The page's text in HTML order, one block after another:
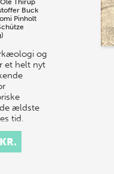
Ole Thirup
Buck
Pinholt
og
et helt nyt
ældste
tid.
på…